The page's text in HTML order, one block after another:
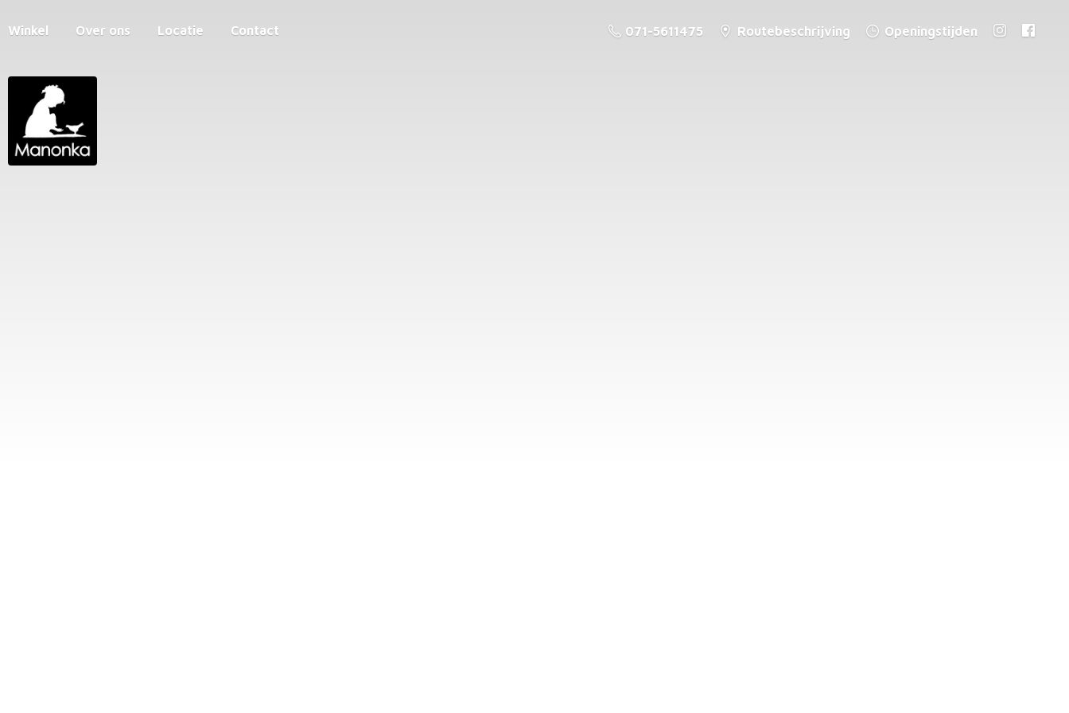
Winkel Over ons Locatie Contact 071-5611475 Routebeschrijving Openingstijden